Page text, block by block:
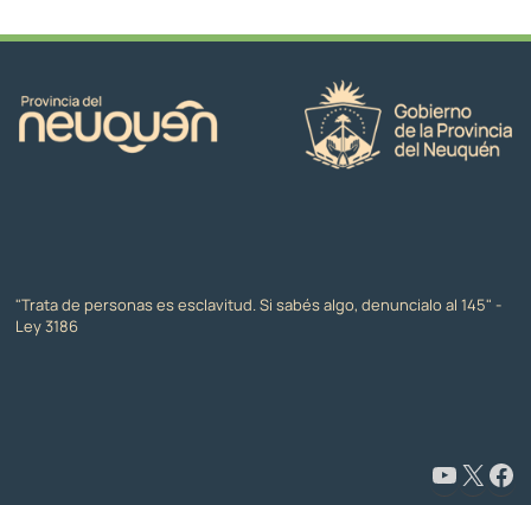
"Trata de personas es esclavitud. Si sabés algo, denuncialo al 145" -
Ley 3186